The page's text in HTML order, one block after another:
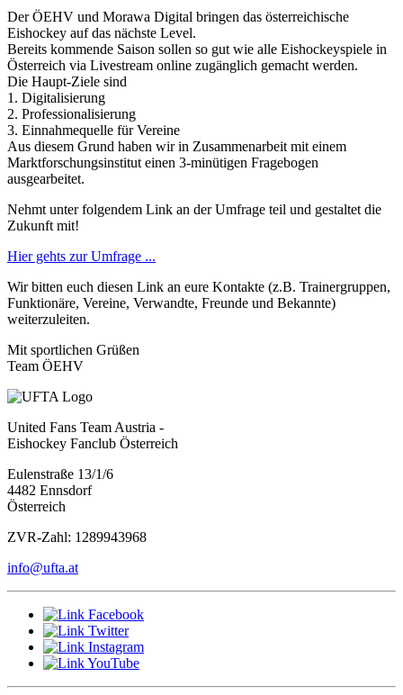
Der ÖEHV und Morawa Digital bringen das österreichische
Eishockey auf das nächste Level.
Bereits kommende Saison sollen so gut wie alle Eishockeyspiele in
Österreich via Livestream online zugänglich gemacht werden.
Die Haupt-Ziele sind
1. Digitalisierung
2. Professionalisierung
3. Einnahmequelle für Vereine
Aus diesem Grund haben wir in Zusammenarbeit mit einem
Marktforschungsinstitut einen 3-minütigen Fragebogen
ausgearbeitet.
Nehmt unter folgendem Link an der Umfrage teil und gestaltet die
Zukunft mit!
Hier gehts zur Umfrage ...
Wir bitten euch diesen Link an eure Kontakte (z.B. Trainergruppen,
Funktionäre, Vereine, Verwandte, Freunde und Bekannte)
weiterzuleiten.
Mit sportlichen Grüßen
Team ÖEHV
United Fans Team Austria -
Eishockey Fanclub Österreich
Eulenstraße 13/1/6
4482 Ennsdorf
Österreich
ZVR-Zahl: 1289943968
info@ufta.at